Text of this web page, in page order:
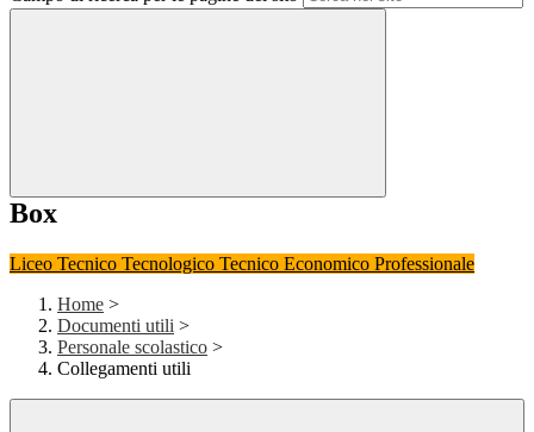
Box
Liceo Tecnico Tecnologico Tecnico Economico Professionale
Home >
Documenti utili >
Personale scolastico >
Collegamenti utili